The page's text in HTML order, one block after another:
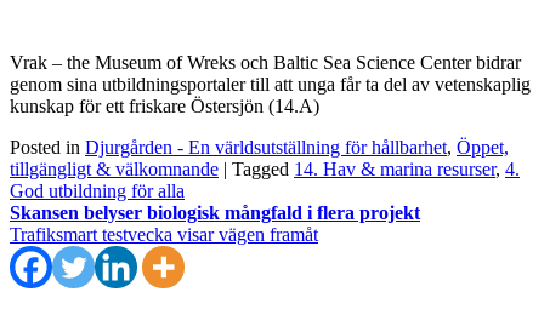
Vrak – the Museum of Wreks och Baltic Sea Science Center bidrar
genom sina utbildningsportaler till att unga får ta del av vetenskaplig
kunskap för ett friskare Östersjön (14.A)
Posted in Djurgården - En världsutställning för hållbarhet, Öppet,
tillgängligt & välkomnande | Tagged 14. Hav & marina resurser, 4.
God utbildning för alla
Inläggsnavigering
Skansen belyser biologisk mångfald i flera projekt
Trafiksmart testvecka visar vägen framåt